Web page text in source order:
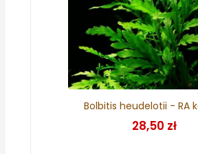
Bolbitis heudelotii - RA
28,50 zł